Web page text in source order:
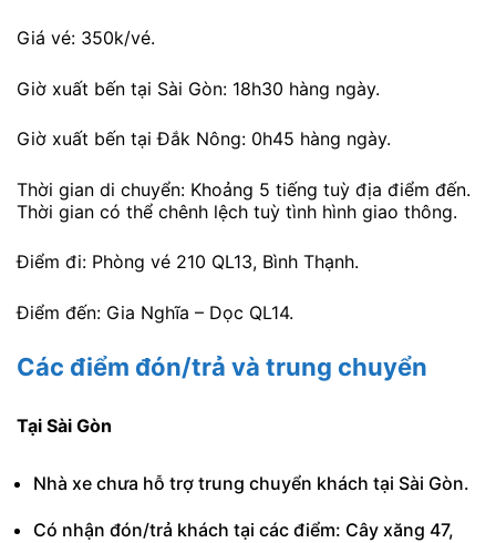
Giá vé: 350k/vé.
Giờ xuất bến tại Sài Gòn: 18h30 hàng ngày.
Giờ xuất bến tại Đắk Nông: 0h45 hàng ngày.
Thời gian di chuyển: Khoảng 5 tiếng tuỳ địa điểm đến.
Thời gian có thể chênh lệch tuỳ tình hình giao thông.
Điểm đi: Phòng vé 210 QL13, Bình Thạnh.
Điểm đến: Gia Nghĩa – Dọc QL14.
Các điểm đón/trả và trung chuyển
Tại Sài Gòn
Nhà xe chưa hỗ trợ trung chuyển khách tại Sài Gòn.
Có nhận đón/trả khách tại các điểm: Cây xăng 47,